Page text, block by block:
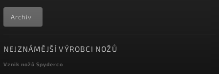
Archiv
NEJZNÁMĚJŠÍ VÝROBCI NOŽŮ
Vznik nožů Spyderco